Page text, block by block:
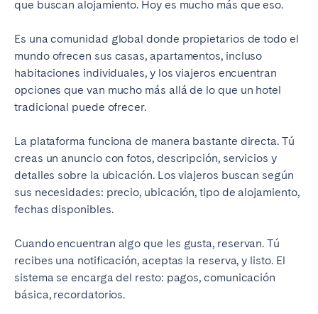
que buscan alojamiento. Hoy es mucho más que eso.
Es una comunidad global donde propietarios de todo el
mundo ofrecen sus casas, apartamentos, incluso
habitaciones individuales, y los viajeros encuentran
opciones que van mucho más allá de lo que un hotel
tradicional puede ofrecer.
La plataforma funciona de manera bastante directa. Tú
creas un anuncio con fotos, descripción, servicios y
detalles sobre la ubicación. Los viajeros buscan según
sus necesidades: precio, ubicación, tipo de alojamiento,
fechas disponibles.
Cuando encuentran algo que les gusta, reservan. Tú
recibes una notificación, aceptas la reserva, y listo. El
sistema se encarga del resto: pagos, comunicación
básica, recordatorios.